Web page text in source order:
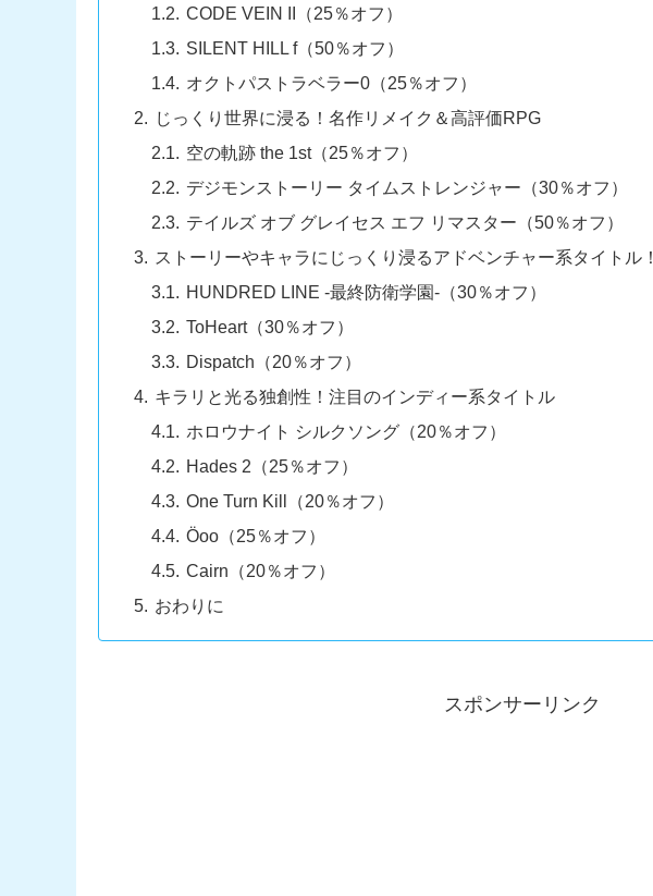
CODE VEIN II（25％オフ）
SILENT HILL f（50％オフ）
オクトパストラベラー0（25％オフ）
じっくり世界に浸る！名作リメイク＆高評価RPG
空の軌跡 the 1st（25％オフ）
デジモンストーリー タイムストレンジャー（30％オフ）
テイルズ オブ グレイセス エフ リマスター（50％オフ）
ストーリーやキャラにじっくり浸るアドベンチャー系タイトル！
HUNDRED LINE -最終防衛学園-（30％オフ）
ToHeart（30％オフ）
Dispatch（20％オフ）
キラリと光る独創性！注目のインディー系タイトル
ホロウナイト シルクソング（20％オフ）
Hades 2（25％オフ）
One Turn Kill（20％オフ）
Öoo（25％オフ）
Cairn（20％オフ）
おわりに
スポンサーリンク